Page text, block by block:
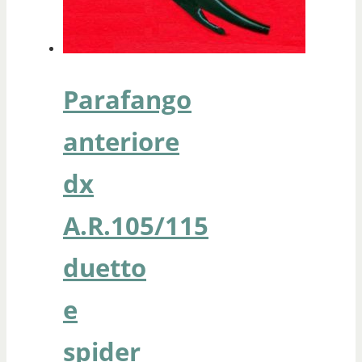
Parafango
anteriore
dx
A.R.105/115
duetto
e
spider